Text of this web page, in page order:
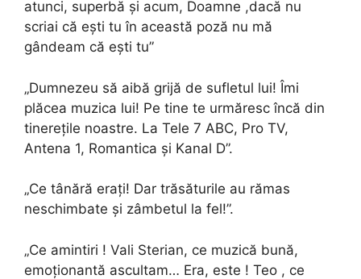
atunci, superbă și acum, Doamne ,dacă nu
scriai că ești tu în această poză nu mă
gândeam că ești tu”
„Dumnezeu să aibă grijă de sufletul lui! Îmi
plăcea muzica lui! Pe tine te urmăresc încă din
tinerețile noastre. La Tele 7 ABC, Pro TV,
Antena 1, Romantica și Kanal D”.
„Ce tânără erați! Dar trăsăturile au rămas
neschimbate și zâmbetul la fel!”.
„Ce amintiri ! Vali Sterian, ce muzică bună,
emoționantă ascultam… Era, este ! Teo , ce